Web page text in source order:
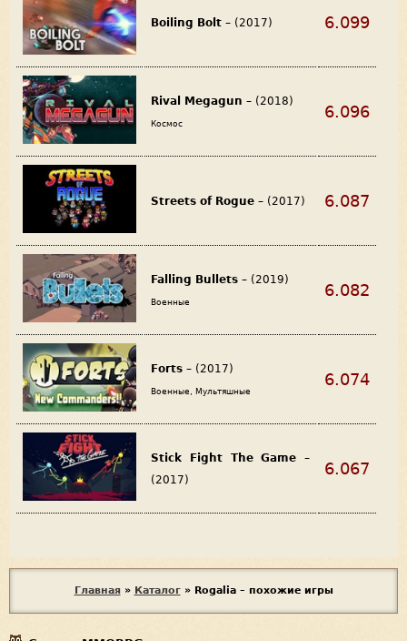
Boiling Bolt – (2017) 6.099
Rival Megagun – (2018)
Космос
6.096
Streets of Rogue – (2017) 6.087
Falling Bullets – (2019)
Военные
6.082
Forts – (2017)
Военные, Мультяшные
6.074
Stick Fight The Game –
(2017)
6.067
ы
Главная » Каталог » Rogalia – похожие игры